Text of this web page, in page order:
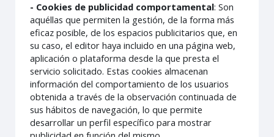
- Cookies de publicidad comportamental: Son
aquéllas que permiten la gestión, de la forma más
eficaz posible, de los espacios publicitarios que, en
su caso, el editor haya incluido en una página web,
aplicación o plataforma desde la que presta el
servicio solicitado. Estas cookies almacenan
información del comportamiento de los usuarios
obtenida a través de la observación continuada de
sus hábitos de navegación, lo que permite
desarrollar un perfil específico para mostrar